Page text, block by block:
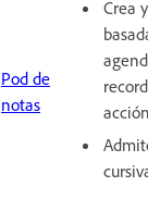
Pod de
notas
Crea